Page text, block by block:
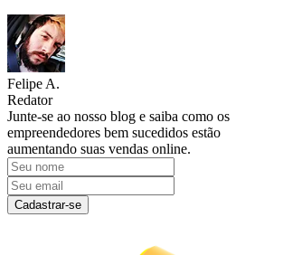
Felipe A.
Redator
Junte-se ao nosso blog e saiba como os
empreendedores bem sucedidos estão
aumentando suas vendas online.
Cadastrar-se